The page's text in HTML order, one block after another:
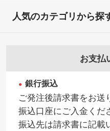
お支払
銀行振込
ご発注後請求書をお
振込口座にご入金くだ
振込先は請求書に記載
人気のカテゴリから探